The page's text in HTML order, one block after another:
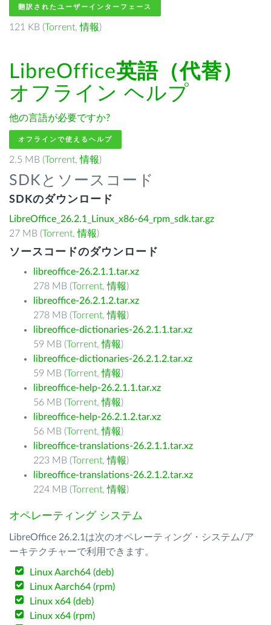
翻訳されたユーザーインターフェース
121 KB (Torrent,情報)
LibreOffice英語（代替）
オフライン ヘルプ
他の言語が必要ですか?
オフラインで使えるヘルプ
2.5 MB (Torrent,情報)
SDKとソースコード
SDKのダウンロード
LibreOffice_26.2.1_Linux_x86-64_rpm_sdk.tar.gz
27 MB (Torrent,情報)
ソースコードのダウンロード
libreoffice-26.2.1.1.tar.xz
278 MB (Torrent,情報)
libreoffice-26.2.1.2.tar.xz
278 MB (Torrent,情報)
libreoffice-dictionaries-26.2.1.1.tar.xz
59 MB (Torrent,情報)
libreoffice-dictionaries-26.2.1.2.tar.xz
59 MB (Torrent,情報)
libreoffice-help-26.2.1.1.tar.xz
56 MB (Torrent,情報)
libreoffice-help-26.2.1.2.tar.xz
56 MB (Torrent,情報)
libreoffice-translations-26.2.1.1.tar.xz
223 MB (Torrent,情報)
libreoffice-translations-26.2.1.2.tar.xz
224 MB (Torrent,情報)
オペレーティング システム
LibreOffice 26.2.1は次のオペレーティング・システム/ア
ーキテクチャーで利用できます。
Linux Aarch64 (deb)
Linux Aarch64 (rpm)
Linux x64 (deb)
Linux x64 (rpm)